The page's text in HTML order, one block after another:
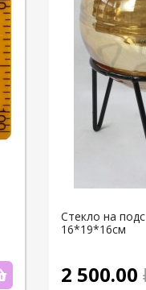
Стекло на
16*19*16см
2 500.00